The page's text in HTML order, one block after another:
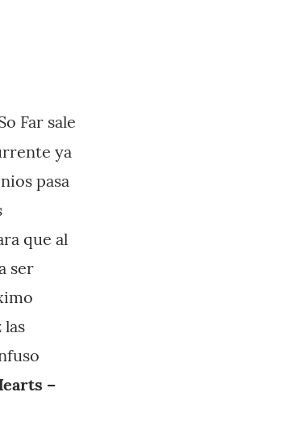
Far sale
ya
pasa
que al
ser
las
–